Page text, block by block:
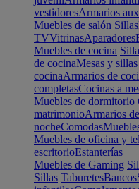
vestidoresArmarios
Muebles de salón Sillas
TVVitrinasAparadores
Muebles de cocina
de cocinaMesas y
cocinaArmarios de
completasCocinas a
Muebles de dormitorio
matrimonioArmarios
nocheComodas
Muebles de oficina y
escritorioEstanterías
Muebles de Gaming
Sillas TaburetesBancos